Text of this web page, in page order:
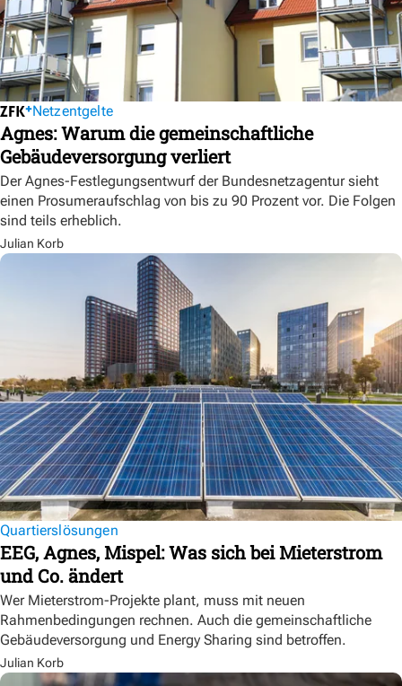
Netzentgelte
Agnes: Warum die gemeinschaftliche
Gebäudeversorgung verliert
Der Agnes-Festlegungsentwurf der Bundesnetzagentur sieht
einen Prosumeraufschlag von bis zu 90 Prozent vor. Die Folgen
sind teils erheblich.
Julian Korb
Quartierslösungen
EEG, Agnes, Mispel: Was sich bei Mieterstrom
und Co. ändert
Wer Mieterstrom-Projekte plant, muss mit neuen
Rahmenbedingungen rechnen. Auch die gemeinschaftliche
Gebäudeversorgung und Energy Sharing sind betroffen.
Julian Korb